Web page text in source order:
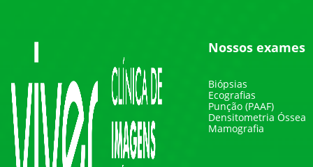
Nossos exames
Biópsias
Ecografias
Punção (PAAF)
Densitometria Óssea
Mamografia